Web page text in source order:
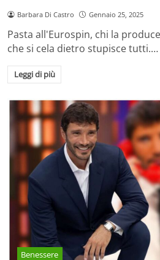
Barbara Di Castro Gennaio 25, 2025
Pasta all'Eurospin, chi la
che si cela dietro stupisce tutti.…
Leggi di più
Benessere